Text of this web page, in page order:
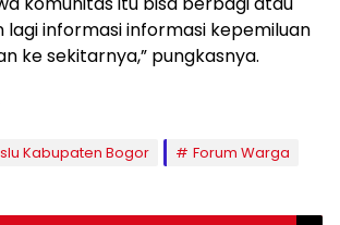
lagi informasi informasi kepemiluan
ke sekitarnya,” pungkasnya.
Kabupaten Bogor
Forum Warga